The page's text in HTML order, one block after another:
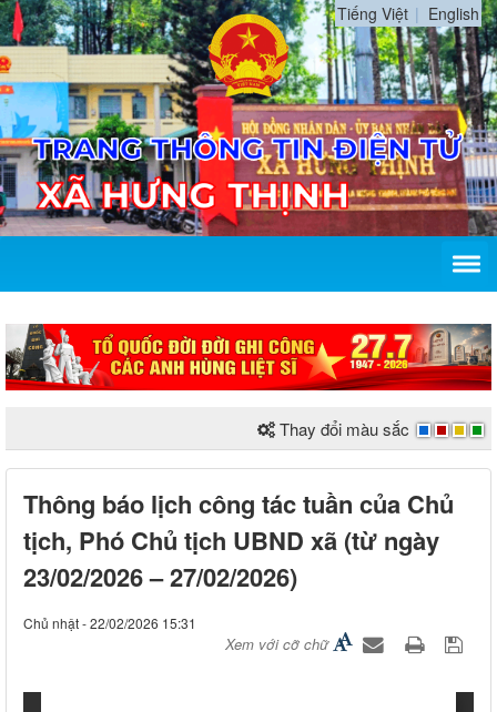
Tiếng Việt English
Thay đổi màu sắc
Thông báo lịch công tác tuần của Chủ
tịch, Phó Chủ tịch UBND xã (từ ngày
23/02/2026 – 27/02/2026)
Chủ nhật - 22/02/2026 15:31
Xem với cỡ chữ